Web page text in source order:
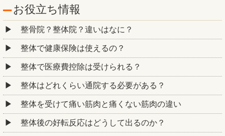
お役立ち情報
整骨院？整体院？違いはなに？
整体で健康保険は使えるの？
整体で医療費控除は受けられる？
整体はどれくらい通院する必要がある？
整体を受けて痛い筋肉と痛くない筋肉の違い
整体後の好転反応はどうして出るのか？